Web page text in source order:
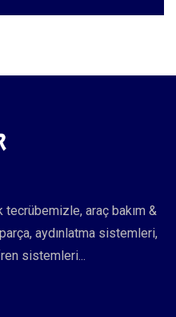
araç bakım &
aydınlatma sistemleri,
sistemleri...